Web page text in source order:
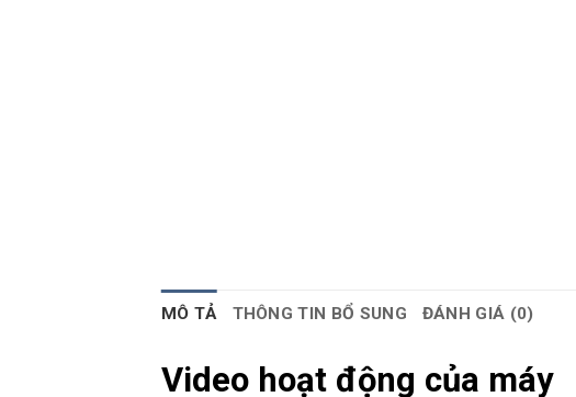
MÔ TẢ THÔNG TIN BỔ SUNG ĐÁNH GIÁ (0)
Video hoạt động của máy